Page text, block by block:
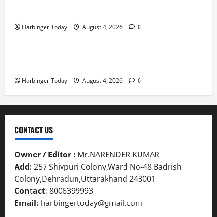
Harbinger Today August 4, 2026 0
Blog
Harbinger Today August 4, 2026 0
CONTACT US
Owner / Editor : Mr.NARENDER KUMAR
Add: 257 Shivpuri Colony,Ward No-48 Badrish
Colony,Dehradun,Uttarakhand 248001
Contact: 8006399993
Email: harbingertoday@gmail.com